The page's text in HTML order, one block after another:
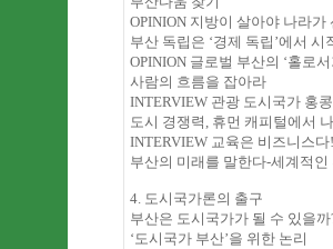
OPINION 지방이 살아야 나라가
부산 독립은 ‘경제 독립’에서 시
OPINION 글로벌 부산의 ‘홀로
사람의 흐름을 잡아라
INTERVIEW 관광 도시국가 홍
도시 경쟁력 , 휴먼 캐피털에서
INTERVIEW 교육은 비즈니스다!
부산의 미래를 말한다-세계적인
4. 도시국가론의 출구
부산은 도시국가가 될 수 있을까
‘도시국가 부산’을 위한 논리